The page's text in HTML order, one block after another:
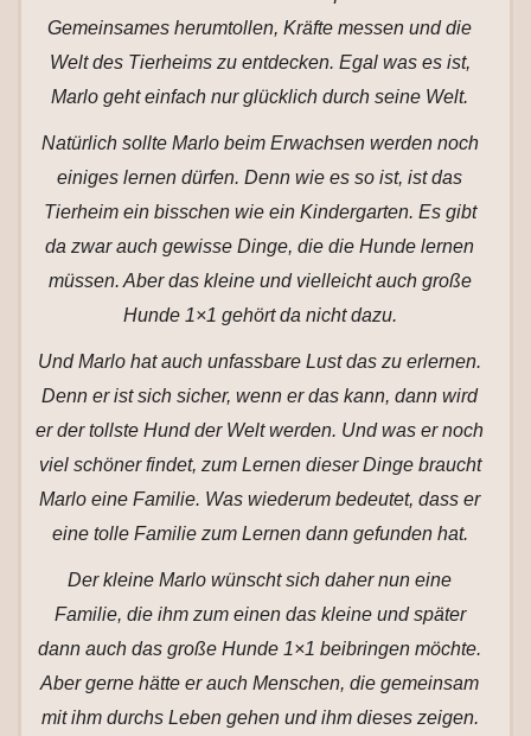
Gemeinsames herumtollen, Kräfte messen und die
Welt des Tierheims zu entdecken. Egal was es ist,
Marlo geht einfach nur glücklich durch seine Welt.
Natürlich sollte Marlo beim Erwachsen werden noch
einiges lernen dürfen. Denn wie es so ist, ist das
Tierheim ein bisschen wie ein Kindergarten. Es gibt
da zwar auch gewisse Dinge, die die Hunde lernen
müssen. Aber das kleine und vielleicht auch große
Hunde 1×1 gehört da nicht dazu.
Und Marlo hat auch unfassbare Lust das zu erlernen.
Denn er ist sich sicher, wenn er das kann, dann wird
er der tollste Hund der Welt werden. Und was er noch
viel schöner findet, zum Lernen dieser Dinge braucht
Marlo eine Familie. Was wiederum bedeutet, dass er
eine tolle Familie zum Lernen dann gefunden hat.
Der kleine Marlo wünscht sich daher nun eine
Familie, die ihm zum einen das kleine und später
dann auch das große Hunde 1×1 beibringen möchte.
Aber gerne hätte er auch Menschen, die gemeinsam
mit ihm durchs Leben gehen und ihm dieses zeigen.